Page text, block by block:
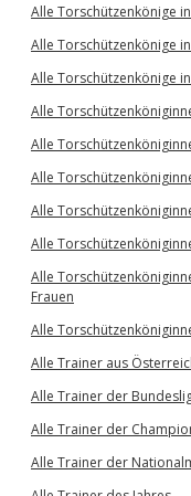
Alle Torschützenkönige
Alle Torschützenkönige
Alle Torschützenkönige
Alle
Alle
Alle
Alle
Alle
Alle
Frauen
Alle
Alle Trainer aus
Alle Trainer der
Alle Trainer der
Alle Trainer der